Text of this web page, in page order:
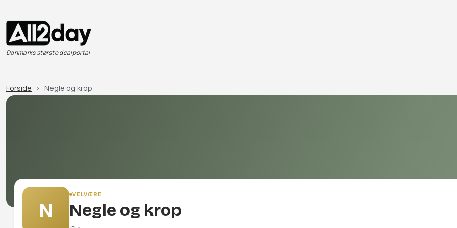
Danmarks største dealportal
Forside Negle og krop
N
VELVÆRE
Negle og krop